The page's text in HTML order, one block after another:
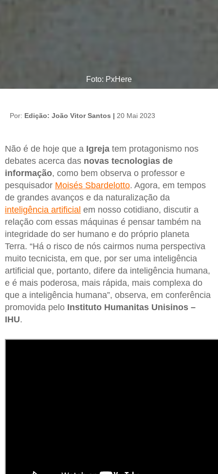
Foto: PxHere
Por: Edição: João Vitor Santos | 20 Mai 2023
Não é de hoje que a Igreja tem protagonismo nos
debates acerca das novas tecnologias de
informação, como bem observa o professor e
pesquisador Moisés Sbardelotto. Agora, em tempos
de grandes avanços e da naturalização da
inteligência artificial em nosso cotidiano, discutir a
relação com essas máquinas é pensar também na
integridade do ser humano e do próprio planeta
Terra. “Há o risco de nós cairmos numa perspectiva
muito tecnicista, em que, por ser uma inteligência
artificial que, portanto, difere da inteligência humana,
e é mais poderosa, mais rápida, mais complexa do
que a inteligência humana”, observa, em conferência
promovida pelo Instituto Humanitas Unisinos –
IHU.